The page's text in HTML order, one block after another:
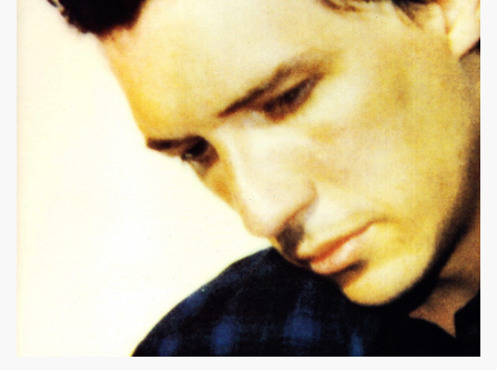
concert d'ALEX BEAUPAIN le 17 octobre 2009 aux
3 octobre 2009 a L'ARCHIPEL (Paris).
MAG" (2 octobre 2009).
28 aout 2009 aux TROIS BAUDETS a Paris.
BARDOT" le 16 mai 2009 a L'ARCHIPEL a Paris.
et JACQUES DUVALL les 18 et 19 avril 2009 aux
le 17 avril 2009 au GLOBO a PARIS.
le 11 octobre 2008.